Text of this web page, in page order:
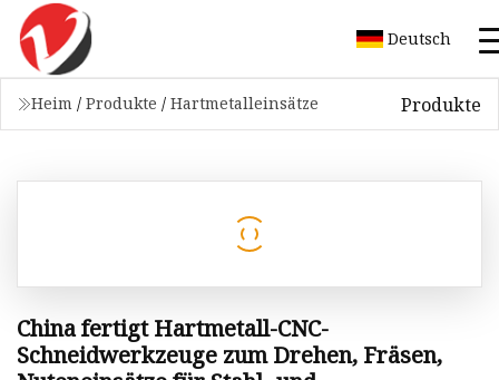
Deutsch
Heim / Produkte / Hartmetalleinsätze Produkte
China fertigt Hartmetall-CNC-
Schneidwerkzeuge zum Drehen, Fräsen,